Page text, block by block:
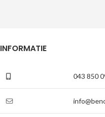
INFORMATIE
043 850